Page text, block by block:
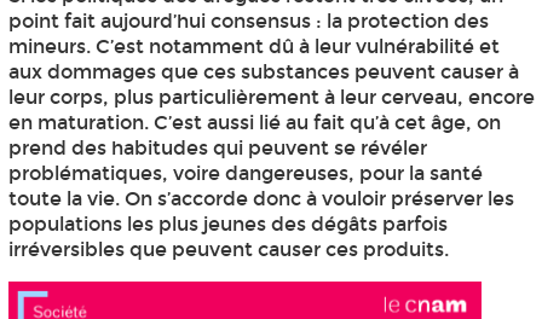
point fait aujourd’hui consensus : la protection des
mineurs. C’est notamment dû à leur vulnérabilité et
aux dommages que ces substances peuvent causer à
leur corps, plus particulièrement à leur cerveau, encore
en maturation. C’est aussi lié au fait qu’à cet âge, on
prend des habitudes qui peuvent se révéler
problématiques, voire dangereuses, pour la santé
toute la vie. On s’accorde donc à vouloir préserver les
populations les plus jeunes des dégâts parfois
irréversibles que peuvent causer ces produits.